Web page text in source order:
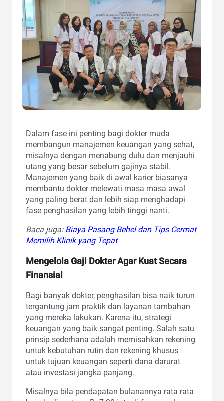
Dalam fase ini penting bagi dokter muda
membangun manajemen keuangan yang sehat,
misalnya dengan menabung dulu dan menjauhi
utang yang besar sebelum gajinya stabil.
Manajemen yang baik di awal karier biasanya
membantu dokter melewati masa masa awal
yang paling berat dan lebih siap menghadapi
fase penghasilan yang lebih tinggi nanti.
Baca juga: Biaya Pasang Behel dan Tips Cermat
Memilih Klinik yang Tepat
Mengelola Gaji Dokter Agar Kuat Secara
Finansial
Bagi banyak dokter, penghasilan bisa naik turun
tergantung jam praktik dan layanan tambahan
yang mereka lakukan. Karena itu, strategi
keuangan yang baik sangat penting. Salah satu
prinsip sederhana adalah memisahkan rekening
untuk kebutuhan rutin dan rekening khusus
untuk tujuan keuangan seperti dana darurat
atau investasi jangka panjang.
Misalnya bila pendapatan bulanannya rata rata